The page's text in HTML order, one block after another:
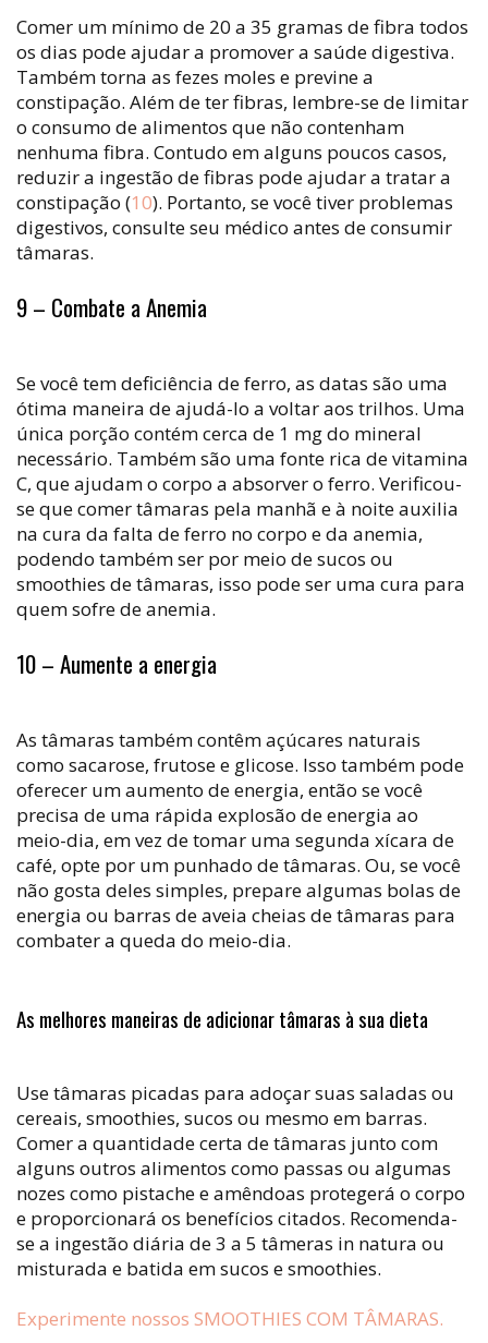
Comer um mínimo de 20 a 35 gramas de fibra todos
os dias pode ajudar a promover a saúde digestiva.
Também torna as fezes moles e previne a
constipação. Além de ter fibras, lembre-se de limitar
o consumo de alimentos que não contenham
nenhuma fibra. Contudo em alguns poucos casos,
reduzir a ingestão de fibras pode ajudar a tratar a
constipação (10). Portanto, se você tiver problemas
digestivos, consulte seu médico antes de consumir
tâmaras.
9 – Combate a Anemia
Se você tem deficiência de ferro, as datas são uma
ótima maneira de ajudá-lo a voltar aos trilhos. Uma
única porção contém cerca de 1 mg do mineral
necessário. Também são uma fonte rica de vitamina
C, que ajudam o corpo a absorver o ferro. Verificou-
se que comer tâmaras pela manhã e à noite auxilia
na cura da falta de ferro no corpo e da anemia,
podendo também ser por meio de sucos ou
smoothies de tâmaras, isso pode ser uma cura para
quem sofre de anemia.
10 – Aumente a energia
As tâmaras também contêm açúcares naturais
como sacarose, frutose e glicose. Isso também pode
oferecer um aumento de energia, então se você
precisa de uma rápida explosão de energia ao
meio-dia, em vez de tomar uma segunda xícara de
café, opte por um punhado de tâmaras. Ou, se você
não gosta deles simples, prepare algumas bolas de
energia ou barras de aveia cheias de tâmaras para
combater a queda do meio-dia.
As melhores maneiras de adicionar tâmaras à sua dieta
Use tâmaras picadas para adoçar suas saladas ou
cereais, smoothies, sucos ou mesmo em barras.
Comer a quantidade certa de tâmaras junto com
alguns outros alimentos como passas ou algumas
nozes como pistache e amêndoas protegerá o corpo
e proporcionará os benefícios citados. Recomenda-
se a ingestão diária de 3 a 5 tâmeras in natura ou
misturada e batida em sucos e smoothies.
Experimente nossos SMOOTHIES COM TÂMARAS.